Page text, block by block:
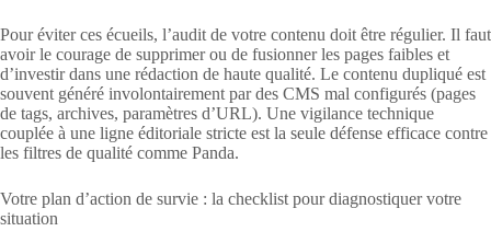
Pour éviter ces écueils, l’audit de votre contenu doit être régulier. Il faut
avoir le courage de supprimer ou de fusionner les pages faibles et
d’investir dans une rédaction de haute qualité. Le contenu dupliqué est
souvent généré involontairement par des CMS mal configurés (pages
de tags, archives, paramètres d’URL). Une vigilance technique
couplée à une ligne éditoriale stricte est la seule défense efficace contre
les filtres de qualité comme Panda.
Votre plan d’action de survie : la checklist pour diagnostiquer votre
situation